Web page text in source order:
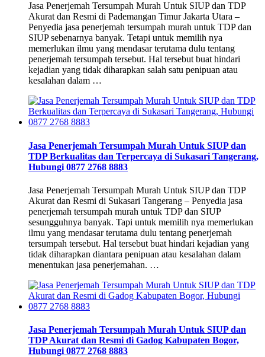
Jasa Penerjemah Tersumpah Murah Untuk SIUP dan TDP
Akurat dan Resmi di Pademangan Timur Jakarta Utara –
Penyedia jasa penerjemah tersumpah murah untuk TDP dan
SIUP sebenarnya banyak. Tetapi untuk memilih nya
memerlukan ilmu yang mendasar terutama dulu tentang
penerjemah tersumpah tersebut. Hal tersebut buat hindari
kejadian yang tidak diharapkan salah satu penipuan atau
kesalahan dalam …
Jasa Penerjemah Tersumpah Murah Untuk SIUP dan
TDP Berkualitas dan Terpercaya di Sukasari Tangerang,
Hubungi 0877 2768 8883
Jasa Penerjemah Tersumpah Murah Untuk SIUP dan TDP
Akurat dan Resmi di Sukasari Tangerang – Penyedia jasa
penerjemah tersumpah murah untuk TDP dan SIUP
sesungguhnya banyak. Tapi untuk memilih nya memerlukan
ilmu yang mendasar terutama dulu tentang penerjemah
tersumpah tersebut. Hal tersebut buat hindari kejadian yang
tidak diharapkan diantara penipuan atau kesalahan dalam
menentukan jasa penerjemahan. …
Jasa Penerjemah Tersumpah Murah Untuk SIUP dan
TDP Akurat dan Resmi di Gadog Kabupaten Bogor,
Hubungi 0877 2768 8883